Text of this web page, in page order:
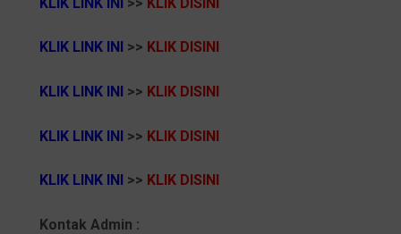
KLIK LINK INI >> KLIK DISINI
KLIK LINK INI >> KLIK DISINI
KLIK LINK INI >> KLIK DISINI
KLIK LINK INI >> KLIK DISINI
Kontak Admin :